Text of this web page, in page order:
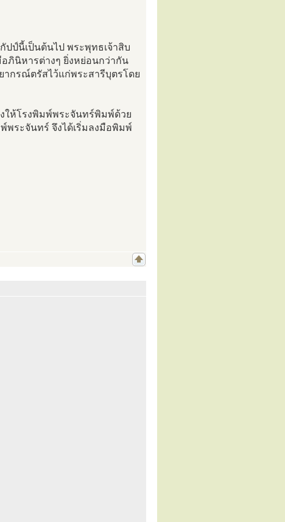
ปป์นี้เป็นต้นไป พระพุทธเจ้าสิบ
ภินิหารต่างๆ ยิ่งหย่อนกว่ากัน
กรณ์ตรัสไว้แก่พระสารีบุตรโดย
ให้โรงพิมพ์พระจันทร์พิมพ์ด้วย
พระจันทร์ จึงได้เริ่มลงมือพิมพ์